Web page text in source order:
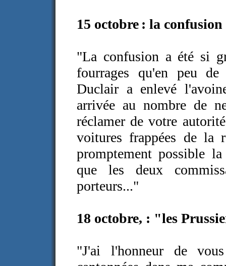
15 octobre : la confusion
"La confusion a été si
fourrages qu'en peu
Duclair a enlevé
arrivée au nombre de
réclamer de votre
voitures frappées de la
promptement possible
que les deux
porteurs..."
18 octobre, : "les
"J'ai l'honneur de